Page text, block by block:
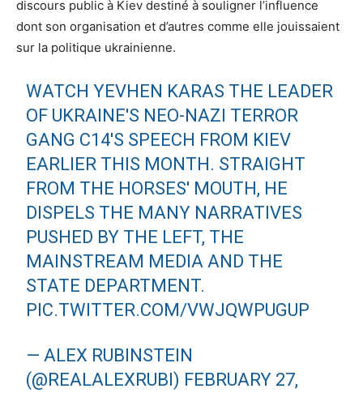
discours public à Kiev destiné à souligner l’influence
dont son organisation et d’autres comme elle jouissaient
sur la politique ukrainienne.
WATCH YEVHEN KARAS THE LEADER
OF UKRAINE'S NEO-NAZI TERROR
GANG C14'S SPEECH FROM KIEV
EARLIER THIS MONTH. STRAIGHT
FROM THE HORSES' MOUTH, HE
DISPELS THE MANY NARRATIVES
PUSHED BY THE LEFT, THE
MAINSTREAM MEDIA AND THE
STATE DEPARTMENT.
PIC.TWITTER.COM/VWJQWPUGUP
— ALEX RUBINSTEIN
(@REALALEXRUBI) FEBRUARY 27,